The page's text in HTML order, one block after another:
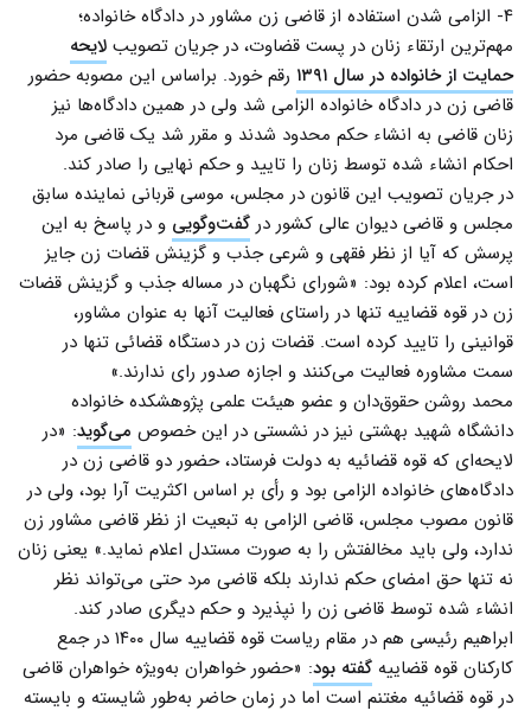
۴- الزامی شدن استفاده از قاضی زن مشاور در دادگاه خانواده؛
مهم‌ترین ارتقاء زنان در پست قضاوت، در جریان تصویب لایحه
حمایت از خانواده در سال ۱۳۹۱
رقم خورد. براساس این مصوبه حضور
قاضی زن در دادگاه خانواده الزامی شد ولی در همین دادگاه‌ها نیز
زنان قاضی به انشاء حکم محدود شدند و مقرر شد یک قاضی مرد
احکام انشاء شده توسط زنان را تایید و حکم نهایی را صادر کند.
در جریان تصویب این قانون در مجلس، موسی قربانی نماینده سابق
مجلس و قاضی دیوان عالی کشور در گفت‌وگویی و در پاسخ به این
پرسش که آیا از نظر فقهی و شرعی جذب و گزینش قضات زن جایز
است، اعلام کرده بود: «شورای نگهبان در مساله جذب و گزينش قضات
زن در قوه قضاييه تنها در راستای فعالیت آنها به عنوان مشاور،
قوانینی را تاييد کرده است. قضات زن در دستگاه قضائی تنها در
سمت مشاوره فعاليت می‌کنند و اجازه صدور رای ندارند.»
محمد روشن حقوق‌دان و عضو هیئت علمی پژوهشکده خانواده
دانشگاه شهید بهشتی نیز در نشستی در این خصوص می‌گوید: «در
لایحه‌ای که قوه قضائیه به دولت فرستاد، حضور دو قاضی زن در
دادگاه‌های خانواده الزامی بود و رأی بر اساس اکثریت آرا بود، ولی در
قانون مصوب مجلس، قاضی الزامی به تبعیت از نظر قاضی مشاور زن
ندارد، ولی باید مخالفتش را به صورت مستدل اعلام نماید.» یعنی زنان
نه تنها حق امضای حکم ندارند بلکه قاضی مرد حتی می‌تواند نظر
انشاء شده توسط قاضی زن را نپذیرد و حکم دیگری صادر کند.
ابراهیم رئیسی هم در مقام ریاست قوه قضاییه سال ۱۴۰۰ در جمع
کارکنان قوه قضاییه گفته بود: «حضور خواهران به‌ویژه خواهران قاضی
در قوه قضائیه مغتنم است اما در زمان حاضر به‌طور شایسته و بایسته